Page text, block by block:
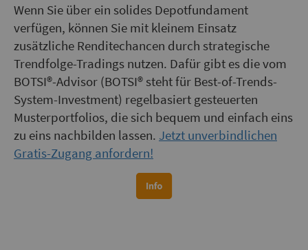
Wenn Sie über ein solides Depotfundament
verfügen, können Sie mit kleinem Einsatz
zusätzliche Renditechancen durch strategische
Trendfolge-Tradings nutzen. Dafür gibt es die vom
BOTSI®-Advisor (BOTSI® steht für Best-of-Trends-
System-Investment) regelbasiert gesteuerten
Musterportfolios, die sich bequem und einfach eins
zu eins nachbilden lassen. Jetzt unverbindlichen
Gratis-Zugang anfordern!